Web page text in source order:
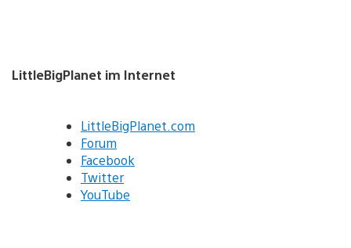
LittleBigPlanet im Internet
LittleBigPlanet.com
Forum
Facebook
Twitter
YouTube